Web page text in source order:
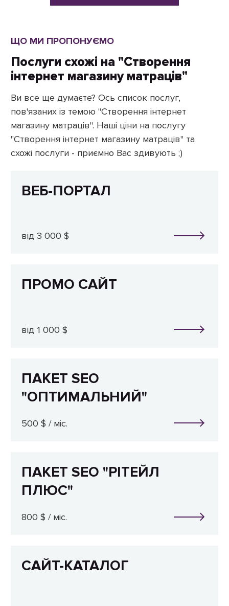
ЩО МИ ПРОПОНУЄМО
Послуги схожі на "Створення
інтернет магазину матраців"
Ви все ще думаєте? Ось список послуг,
пов'язаних із темою "Створення інтернет
магазину матраців". Наші ціни на послугу
"Створення інтернет магазину матраців" та
схожі послуги - приємно Вас здивують ;)
ВЕБ-ПОРТАЛ
від 3 000 $
ПРОМО САЙТ
від 1 000 $
ПАКЕТ SEO
"ОПТИМАЛЬНИЙ"
500 $ / міс.
ПАКЕТ SEO "РІТЕЙЛ
ПЛЮС"
800 $ / міс.
САЙТ-КАТАЛОГ